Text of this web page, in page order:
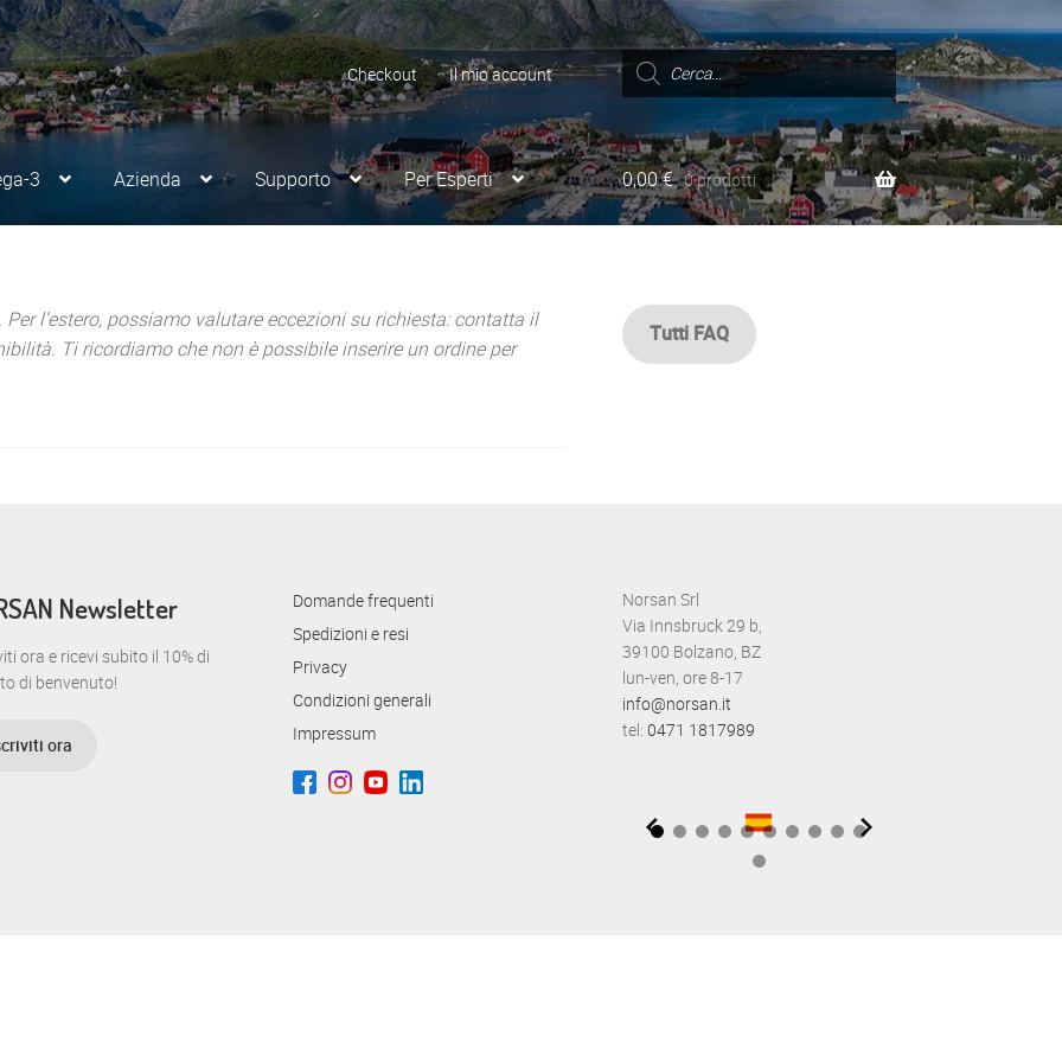
Checkout Il mio account
Ricerca
prodotti
3 Azienda Supporto Per Esperti 0,00€ 0 prodotti
l’estero, possiamo valutare eccezioni su richiesta: contatta il
Ti ricordiamo che non è possibile inserire un ordine per
Tutti FAQ
Newsletter
ora e ricevi subito il 10% di
di benvenuto!
ora
Domande frequenti
Spedizioni e resi
Privacy
Condizioni generali
Impressum
Norsan Srl
Via Innsbruck 29 b,
39100 Bolzano, BZ
lun-ven, ore 8-17
info@norsan.it
tel: 0471 1817989